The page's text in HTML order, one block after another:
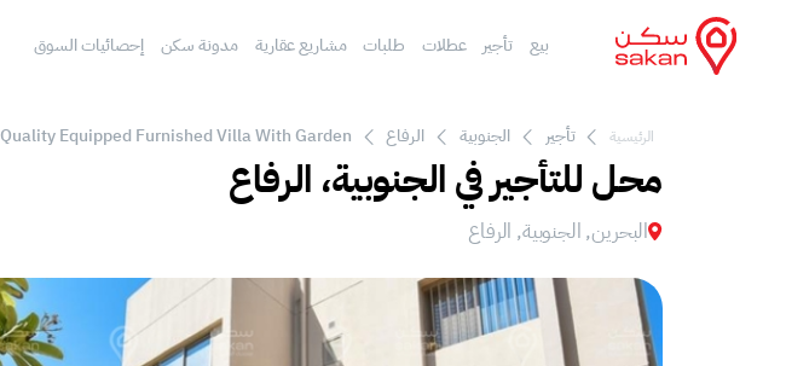
بيع تأجير عطلات طلبات مشاريع عقارية مدونة سكن إحصائيات السوق
الرئيسية تأجير الجنوبية الرفاع Quality Equipped Furnished Villa With Garden
محل للتأجير في الجنوبية، الرفاع
البحرين, الجنوبية, الرفاع